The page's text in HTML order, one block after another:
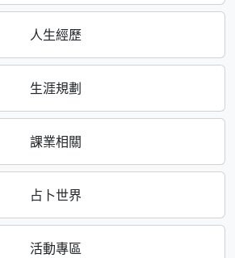
人生經歷
生涯規劃
課業相關
占卜世界
活動專區